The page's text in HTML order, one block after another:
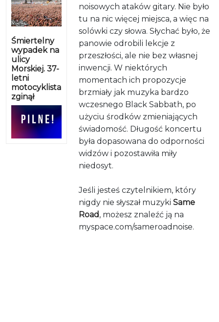
Śmiertelny
wypadek na
ulicy
Morskiej. 37-
letni
motocyklista
zginął
noisowych ataków gitary. Nie było
tu na nic więcej miejsca, a więc na
solówki czy słowa. Słychać było, że
panowie odrobili lekcje z
przeszłości, ale nie bez własnej
inwencji. W niektórych
momentach ich propozycje
brzmiały jak muzyka bardzo
wczesnego Black Sabbath, po
użyciu środków zmieniających
świadomość. Długość koncertu
była dopasowana do odporności
widzów i pozostawiła miły
niedosyt.
Jeśli jesteś czytelnikiem, który
nigdy nie słyszał muzykiSame
Road, możesz znaleźć ją na
myspace.com/sameroadnoise.